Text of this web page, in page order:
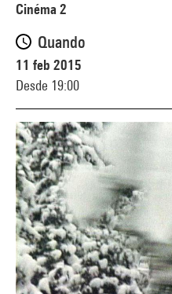
Cinéma 2
Quando
11 feb 2015
Desde 19:00